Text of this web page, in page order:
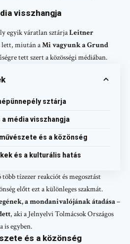
visszhangja
egyik váratlan sztárjaLeitner
miután aMi vagyunk a Grund
tett szert a közösségi médiában.
sztárja
a média visszhangja
és a közönség
és a kulturális hatás
tízezer reakciót és megosztást
előtt ezt a különleges szakmát.
a mondanivalójának átadása–
, aki a Jelnyelvi Tolmácsok Országos
is egyben.
és a közönség